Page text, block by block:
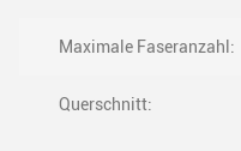
Maximale Faseranzahl:
Querschnitt: